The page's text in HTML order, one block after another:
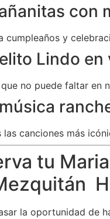
con
cumpleaños y
Lindo en
no puede faltar en
las canciones más
tu
la oportunidad de